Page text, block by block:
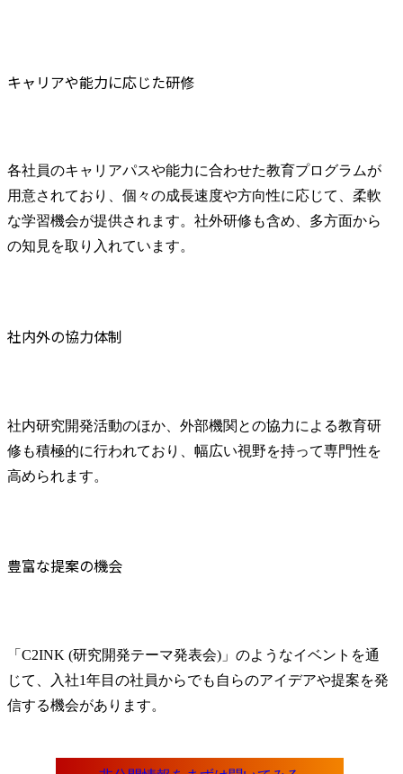
キャリアや能力に応じた研修
各社員のキャリアパスや能力に合わせた教育プログラムが
用意されており、個々の成長速度や方向性に応じて、柔軟
な学習機会が提供されます。社外研修も含め、多方面から
の知見を取り入れています。
社内外の協力体制
社内研究開発活動のほか、外部機関との協力による教育研
修も積極的に行われており、幅広い視野を持って専門性を
高められます。
豊富な提案の機会
「C2INK (研究開発テーマ発表会)」のようなイベントを通
じて、入社1年目の社員からでも自らのアイデアや提案を発
信する機会があります。